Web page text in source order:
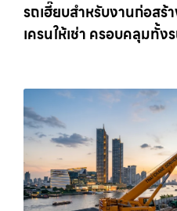
รถเฮี๊ยบสำหรับงานก่อสร้
เครนให้เช่า ครอบคลุมทั้ง